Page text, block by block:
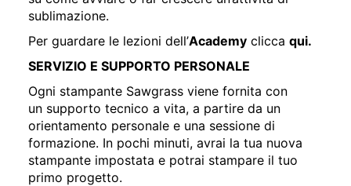
sublimazione.
Per guardare le lezioni dell’Academy clicca qui.
SERVIZIO E SUPPORTO PERSONALE
Ogni stampante Sawgrass viene fornita con
un supporto tecnico a vita, a partire da un
orientamento personale e una sessione di
formazione. In pochi minuti, avrai la tua nuova
stampante impostata e potrai stampare il tuo
primo progetto.